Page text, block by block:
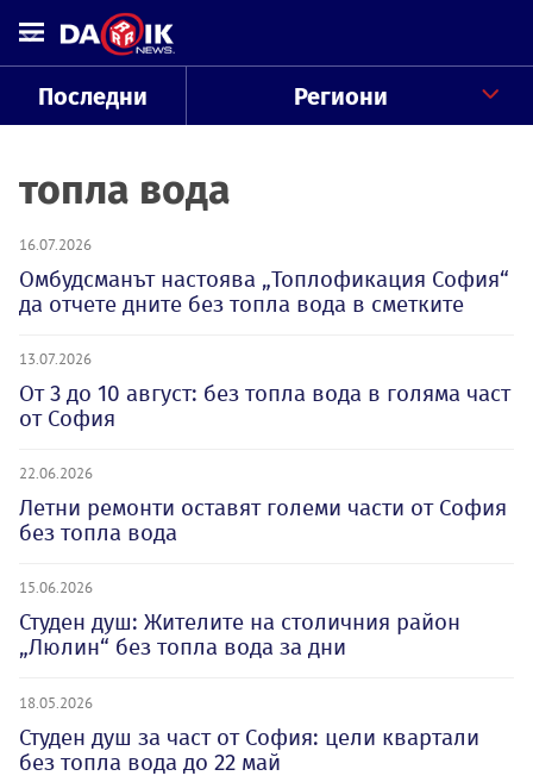
Последни Региони
топла вода
16.07.2026
Омбудсманът настоява „Топлофикация София“
да отчете дните без топла вода в сметките
13.07.2026
От 3 до 10 август: без топла вода в голяма част
от София
22.06.2026
Летни ремонти оставят големи части от София
без топла вода
15.06.2026
Студен душ: Жителите на столичния район
„Люлин“ без топла вода за дни
18.05.2026
Студен душ за част от София: цели квартали
без топла вода до 22 май